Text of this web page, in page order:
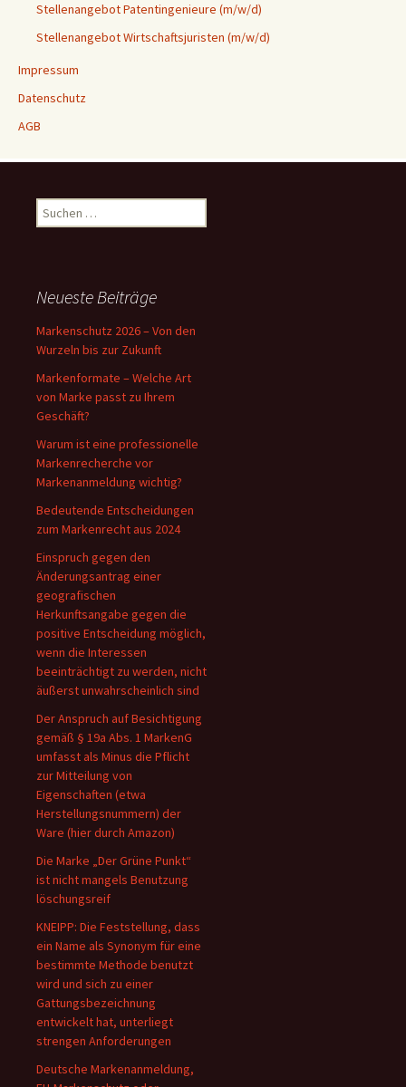
Stellenangebot Patentingenieure (m/w/d)
Stellenangebot Wirtschaftsjuristen (m/w/d)
Impressum
Datenschutz
AGB
Suchen
nach:
Neueste Beiträge
Markenschutz 2026 – Von den
Wurzeln bis zur Zukunft
Markenformate – Welche Art
von Marke passt zu Ihrem
Geschäft?
Warum ist eine professionelle
Markenrecherche vor
Markenanmeldung wichtig?
Bedeutende Entscheidungen
zum Markenrecht aus 2024
Einspruch gegen den
Änderungsantrag einer
geografischen
Herkunftsangabe gegen die
positive Entscheidung möglich,
wenn die Interessen
beeinträchtigt zu werden, nicht
äußerst unwahrscheinlich sind
Der Anspruch auf Besichtigung
gemäß § 19a Abs. 1 MarkenG
umfasst als Minus die Pflicht
zur Mitteilung von
Eigenschaften (etwa
Herstellungsnummern) der
Ware (hier durch Amazon)
Die Marke „Der Grüne Punkt“
ist nicht mangels Benutzung
löschungsreif
KNEIPP: Die Feststellung, dass
ein Name als Synonym für eine
bestimmte Methode benutzt
wird und sich zu einer
Gattungsbezeichnung
entwickelt hat, unterliegt
strengen Anforderungen
Deutsche Markenanmeldung,